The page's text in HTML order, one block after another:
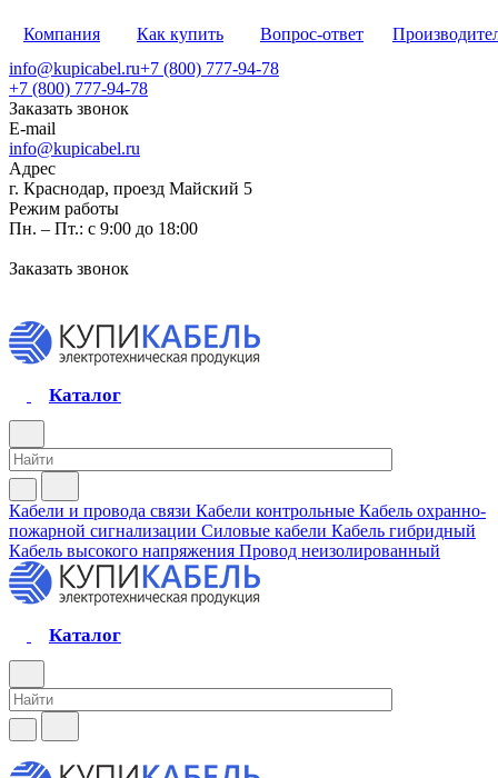
Компания Как купить Вопрос-ответ
info@kupicabel.ru+7 (800) 777-94-78
+7 (800) 777-94-78
Заказать звонок
E-mail
info@kupicabel.ru
Адрес
г. Краснодар, проезд Майский 5
Режим работы
Пн. – Пт.: с 9:00 до 18:00
Заказать звонок
Каталог
Кабели и провода связи Кабели контрольные Кабель охранно-
пожарной сигнализации Силовые кабели Кабель гибридный
Кабель высокого напряжения Провод неизолированный
Каталог